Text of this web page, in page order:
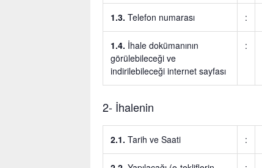
1.3. Telefon numarası :
1.4. İhale dokümanının
görülebileceği ve
indirilebileceği internet sayfası
:
2- İhalenin
2.1. Tarih ve Saati :